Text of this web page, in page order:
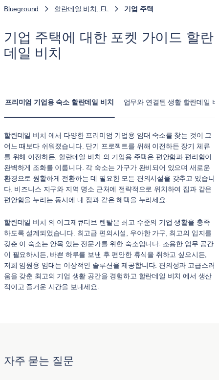
Blueground 할란데일 비치, FL 기업 주택
기업 주택에 대한 포켓 가이드 할란
데일 비치
프리미엄 기업용 숙소 할란데일 비치 업무와 연결된 생활 할란데일
할란데일 비치 에서 다양한 프리미엄 기업용 임대 숙소를 찾는 것이 그
어느 때보다 쉬워졌습니다. 단기 프로젝트를 위해 이전하든 장기 체류
를 위해 이전하든, 할란데일 비치 의 기업용 주택은 편안함과 편리함이
완벽하게 조화를 이룹니다. 각 숙소는 가구가 완비되어 있으며 새로운
환경으로 원활하게 전환하는 데 필요한 모든 편의시설을 갖추고 있습니
다. 비즈니스 지구와 지역 명소 근처에 전략적으로 위치하여 집과 같은
편안함을 누리는 동시에 내 집과 같은 혜택을 누리세요.
할란데일 비치 의 이그제큐티브 렌탈은 최고 수준의 기업 생활을 충족
하도록 설계되었습니다. 최고급 편의시설, 우아한 가구, 최고의 입지를
갖춘 이 숙소는 안목 있는 전문가를 위한 숙소입니다. 조용한 업무 공간
이 필요하시든, 바쁜 하루를 보낸 후 편안한 휴식을 취하고 싶으시든,
저희 임원용 임대는 이상적인 솔루션을 제공합니다. 편의성과 고급스러
움을 갖춘 최고의 기업 생활 공간을 경험하고 할란데일 비치 에서 생산
적이고 즐거운 시간을 보내세요.
자주 묻는 질문